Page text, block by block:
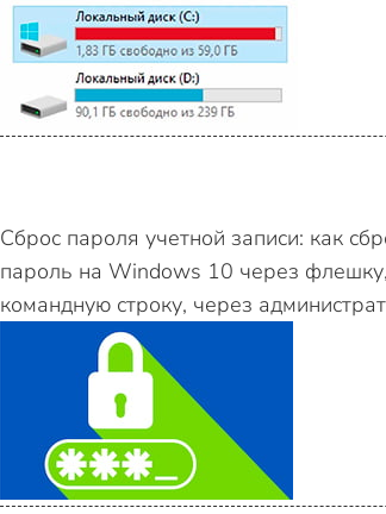
Сброс пароля учетной записи: как
пароль на Windows 10 через флешку,
командную строку, через